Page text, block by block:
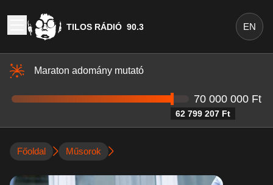
TILOS RÁDIÓ 90.3 EN
Maraton adomány mutató
62 799 207 Ft
70 000 000 Ft
Főoldal Műsorok